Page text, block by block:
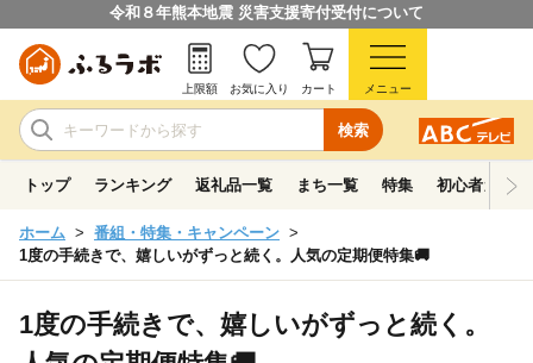
令和８年熊本地震 災害支援寄付受付について
検索
上限額 お気に入り カート メニュー
トップ ランキング 返礼品一覧 まち一覧 特集 初心者ガイド
ホーム
番組・特集・キャンペーン
1度の手続きで、嬉しいがずっと続く。人気の定期便特集🚚
1度の手続きで、嬉しいがずっと続く。